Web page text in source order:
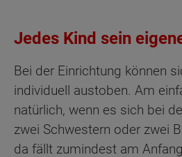
Jedes Kind sein
Bei der Einrichtung können
individuell austoben. Am
natürlich, wenn es sich bei
zwei Schwestern oder zwei
da fällt zumindest am